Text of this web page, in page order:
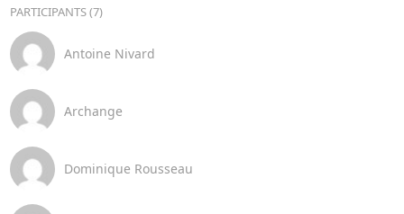
PARTICIPANTS (7)
Antoine Nivard
Archange
Dominique Rousseau